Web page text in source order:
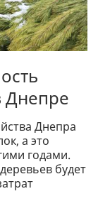
Днепре
Днепра
а это
годами.
будет